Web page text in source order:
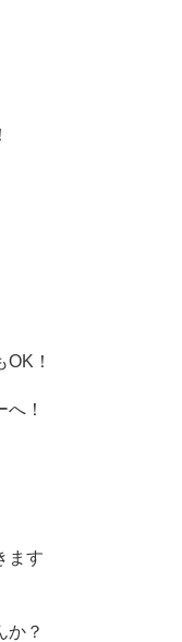
！
！
ます
か？